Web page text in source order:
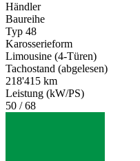
Händler
Baureihe
Typ 48
Karosserieform
Limousine (4-Türen)
Tachostand (abgelesen)
218'415 km
Leistung (kW/PS)
50 / 68